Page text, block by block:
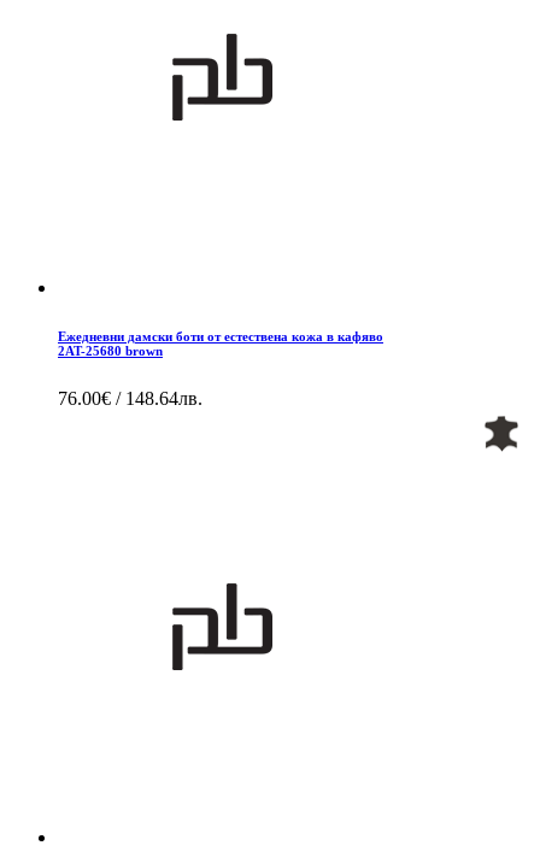
Ежедневни дамски боти от естествена кожа в кафяво
2AT-25680 brown
76.00€ / 148.64лв.